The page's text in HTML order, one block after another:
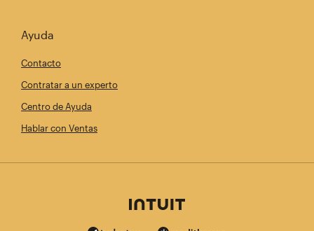
Ayuda
Contacto
Contratar a un experto
Centro de Ayuda
Hablar con Ventas